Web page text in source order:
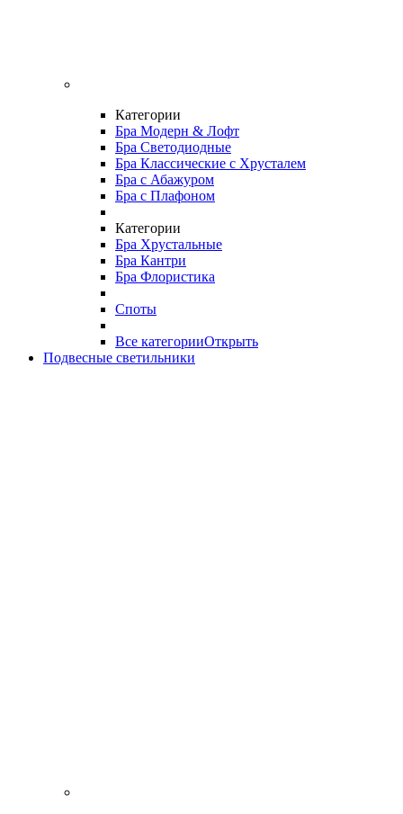
Категории
Бра Модерн & Лофт
Бра Светодиодные
Бра Классические с Хрусталем
Бра с Абажуром
Бра с Плафоном
Категории
Бра Хрустальные
Бра Кантри
Бра Флористика
Споты
Все категорииОткрыть
Подвесные светильники